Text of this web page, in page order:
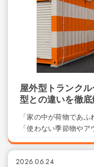
屋外型トランク
型との違いを徹
「家の中が荷物であ
「使わない季節物や
2026.06.24